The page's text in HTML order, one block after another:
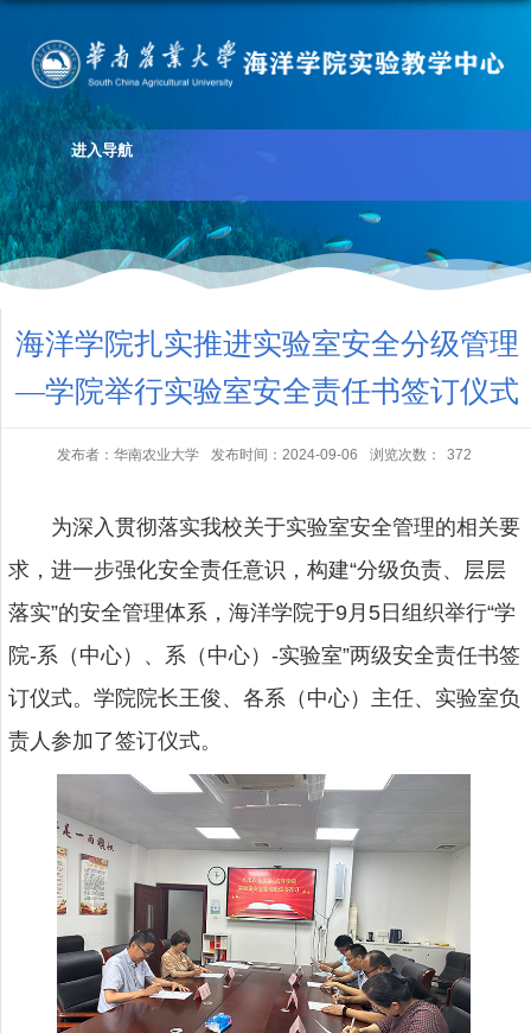
进入导航
海洋学院扎实推进实验室安全分级管理
—学院举行实验室安全责任书签订仪式
发布者：华南农业大学 发布时间：2024-09-06 浏览次数： 372
为深入贯彻落实我校关于实验室安全管理的相关要
求，进一步强化安全责任意识，构建“分级负责、层层
落实”的安全管理体系，海洋学院于9月 5 日组织举行“学
院-系（中心）、系（中心） -实验室”两级安全责任书签
订仪式。学院院长王俊、各系（中心）主任、实验室负
责人参加了签订仪式。